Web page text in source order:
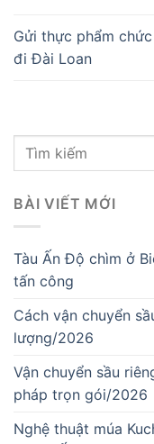
Gửi thực phẩm
đi Đài Loan
BÀI VIẾT MỚI
Tàu Ấn Độ chìm ở
tấn công
Cách vận chuyển
lượng/2026
Vận chuyển sầu
pháp trọn gói/2026
Nghệ thuật múa